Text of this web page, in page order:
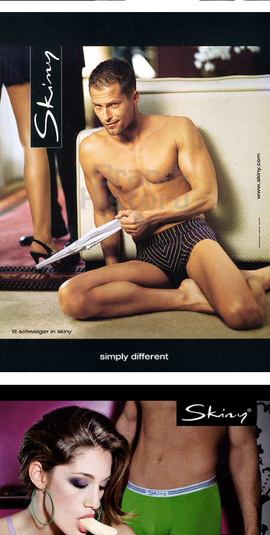
Skiny Skiny Bodywear GmbH 2006